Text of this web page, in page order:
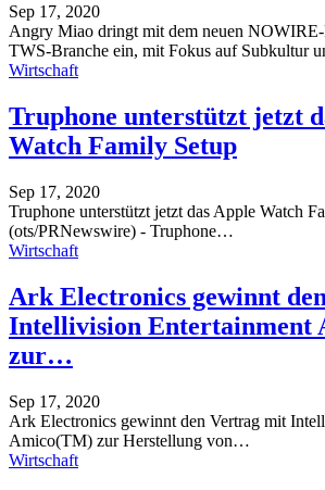
Sep 17, 2020
Angry Miao dringt mit dem neuen
TWS-Branche ein, mit Fokus auf Subkultur
Wirtschaft
Truphone unterstützt jetzt
Watch Family Setup
Sep 17, 2020
Truphone unterstützt jetzt das Apple Watch
(ots/PRNewswire) - Truphone…
Wirtschaft
Ark Electronics gewinnt
Intellivision Entertainment
zur…
Sep 17, 2020
Ark Electronics gewinnt den Vertrag mit
Amico(TM) zur Herstellung von…
Wirtschaft